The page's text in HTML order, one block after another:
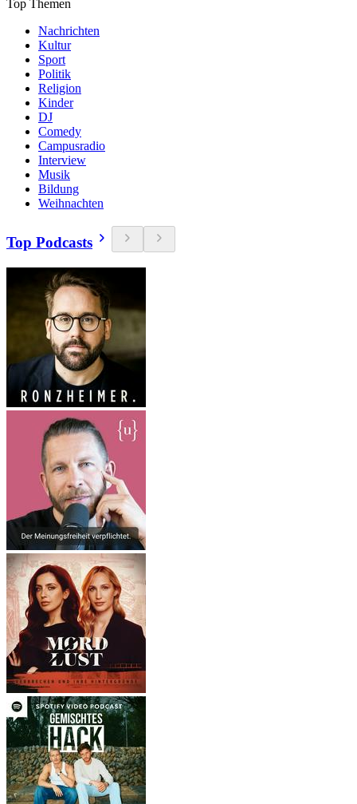
Top Themen
Nachrichten
Kultur
Sport
Politik
Religion
Kinder
DJ
Comedy
Campusradio
Interview
Musik
Bildung
Weihnachten
Top Podcasts